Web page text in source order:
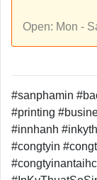
Open: Mon -
#sanphamin
#printing
#innhanh
#congtyin